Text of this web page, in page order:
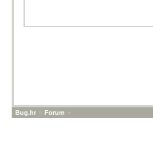
Bug.hr » Forum »